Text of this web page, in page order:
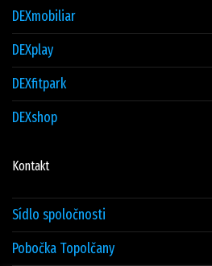
DEXmobiliar
DEXplay
DEXfitpark
DEXshop
Kontakt
Sídlo spoločnosti
Pobočka Topolčany